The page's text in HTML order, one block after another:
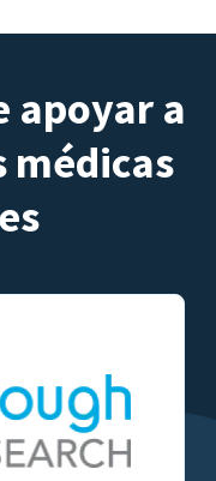
apoyar a
médicas